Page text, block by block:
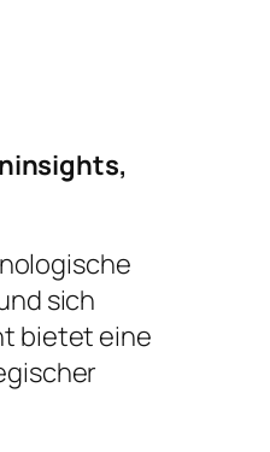
sich
bietet eine